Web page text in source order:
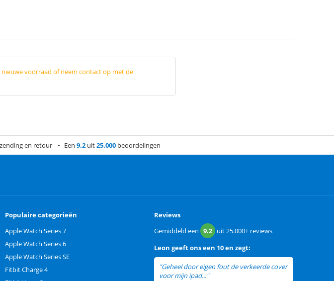
voorraad of neem contact op met de
en retour Een 9.2 uit25.000 beoordelingen
Populaire categorieën
Apple Watch Series 7
Apple Watch Series 6
Apple Watch Series SE
Fitbit Charge 4
Reviews
Gemiddeld een 9.2 uit25.000+ reviews
Leon geeft ons een 10 en zegt:
"Geheel door eigen fout de verkeerde cover
voor mijn ipad..."